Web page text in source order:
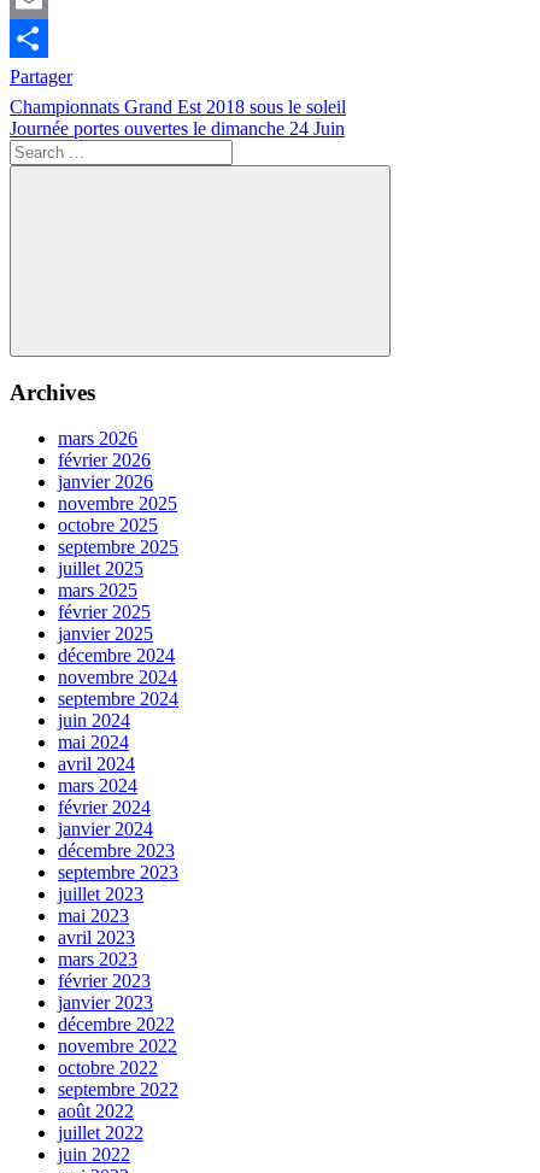
Email
Partager
Loisir
Navigation
de
l’article
Previous
Post:
Championnats Grand Est 2018 sous le soleil
Next
Post:
Journée portes ouvertes le dimanche 24 Juin
Search
for:
Search
Archives
mars 2026
février 2026
janvier 2026
novembre 2025
octobre 2025
septembre 2025
juillet 2025
mars 2025
février 2025
janvier 2025
décembre 2024
novembre 2024
septembre 2024
juin 2024
mai 2024
avril 2024
mars 2024
février 2024
janvier 2024
décembre 2023
septembre 2023
juillet 2023
mai 2023
avril 2023
mars 2023
février 2023
janvier 2023
décembre 2022
novembre 2022
octobre 2022
septembre 2022
août 2022
juillet 2022
juin 2022